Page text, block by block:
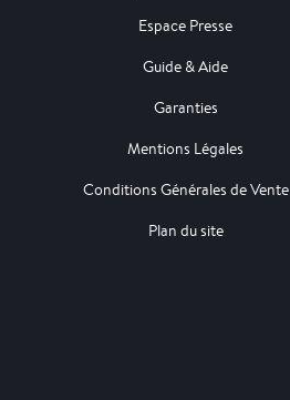
Espace Presse
Guide & Aide
Garanties
Mentions Légales
Conditions Générales de Vente
Plan du site